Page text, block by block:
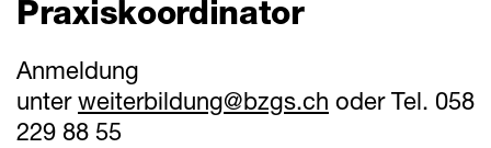
Praxiskoordinator
Anmeldung
unter weiterbildung@bzgs.ch oder Tel. 058
229 88 55
Downloads
Schnellzugriff